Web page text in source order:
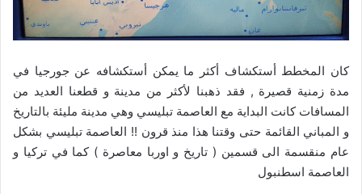
كان المخطط أستكشاف أكثر ما يمكن أستكشافه عن جورجيا في
مدة زمنية قصيرة , فقد ذهبنا لأكثر من مدينة و قطعنا العديد من
المسافات كانت البداية مع العاصمة تبليسي وهي مدينة مليئة بالتاريخ
و المباني القائمة حتى وقتنا هذا منذ قرون !! العاصمة تبليسي بشكل
عام منقسمة الى قسمين ( تاريخ و اوربا معاصرة ) كما في تركيا و
العاصمة اسطنبول